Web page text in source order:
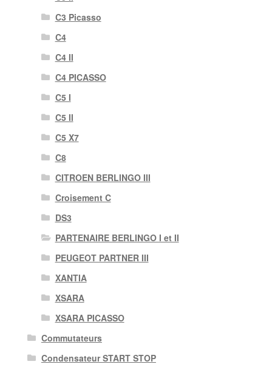
C3 Picasso
C4
C4 II
C4 PICASSO
C5 I
C5 II
C5 X7
C8
CITROEN BERLINGO III
Croisement C
DS3
PARTENAIRE BERLINGO I et II
PEUGEOT PARTNER III
XANTIA
XSARA
XSARA PICASSO
Commutateurs
Condensateur START STOP